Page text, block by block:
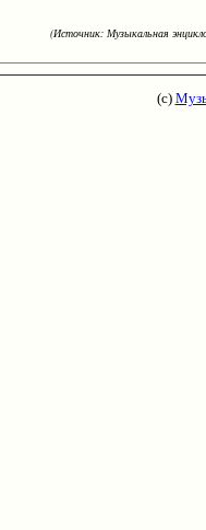
(Источник: Музыкальная
(с)